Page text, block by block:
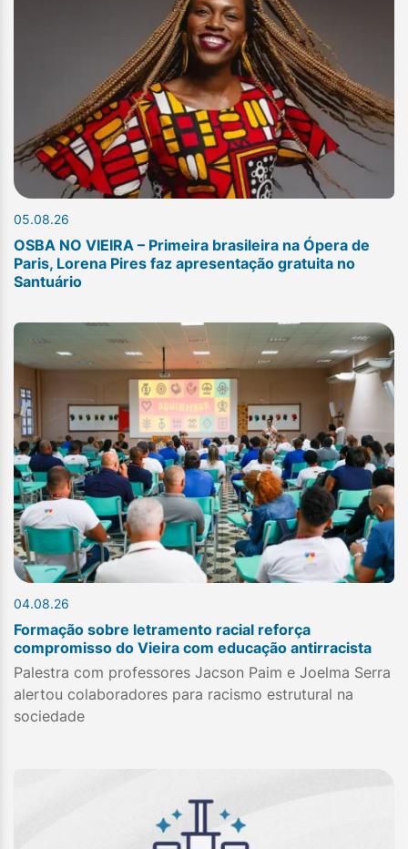
05.08.26
OSBA NO VIEIRA – Primeira brasileira na Ópera de
Paris, Lorena Pires faz apresentação gratuita no
Santuário
04.08.26
Formação sobre letramento racial reforça
compromisso do Vieira com educação antirracista
Palestra com professores Jacson Paim e Joelma Serra
alertou colaboradores para racismo estrutural na
sociedade